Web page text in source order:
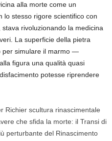
alla morte come un
lo stesso rigore scientifico con
stava rivoluzionando la medicina
La superficie della pietra
per simulare il marmo —
figura una qualità quasi
potesse riprendere